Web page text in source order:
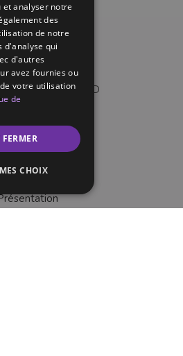
Auvergne
Louis Rosier
FERRAND
04 73 28 69 64
CONTACTER
Auvergne
analyser notre
des
de notre
d'analyse qui
d'autres
avez fournies ou
votre utilisation
de
FERMER
CHOIX